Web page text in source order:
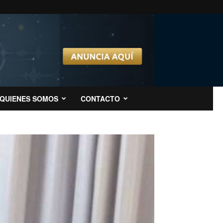
QUIENES SOMOS CONTACTO